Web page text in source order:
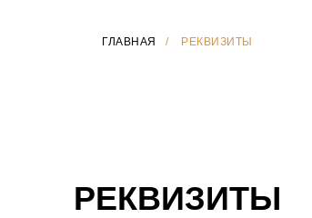
ГЛАВНАЯ / РЕКВИЗИТЫ
РЕКВИЗИТЫ